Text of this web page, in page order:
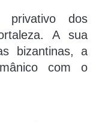
dos
A sua
bizantinas, a
com o